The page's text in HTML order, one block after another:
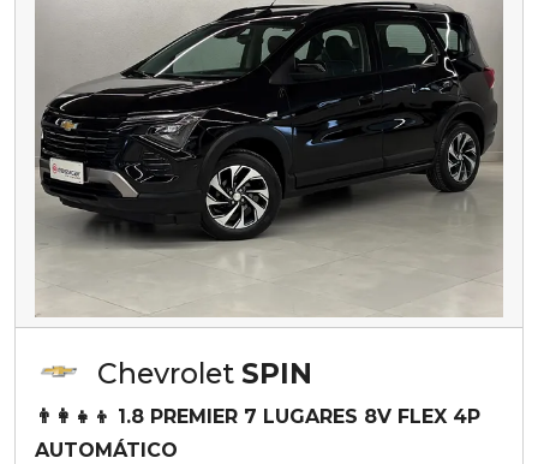
Chevrolet SPIN
👨‍👩‍👧‍👦 1.8 PREMIER 7 LUGARES 8V FLEX 4P
AUTOMÁTICO